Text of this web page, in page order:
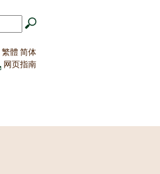
繁體 简体
网页指南